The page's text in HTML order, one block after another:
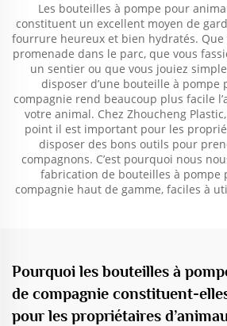
Les bouteilles à pompe pour
constituent un excellent moyen de
fourrure heureux et bien hydratés.
promenade dans le parc, que vous
un sentier ou que vous jouiez
disposer d’une bouteille à pompe
compagnie rend beaucoup plus facile
votre animal. Chez Zhoucheng
point il est important pour les
disposer des bons outils pour
compagnons. C’est pourquoi nous
fabrication de bouteilles à pompe
compagnie haut de gamme, faciles à
Pourquoi les bouteilles à
de compagnie constituent-
pour les propriétaires